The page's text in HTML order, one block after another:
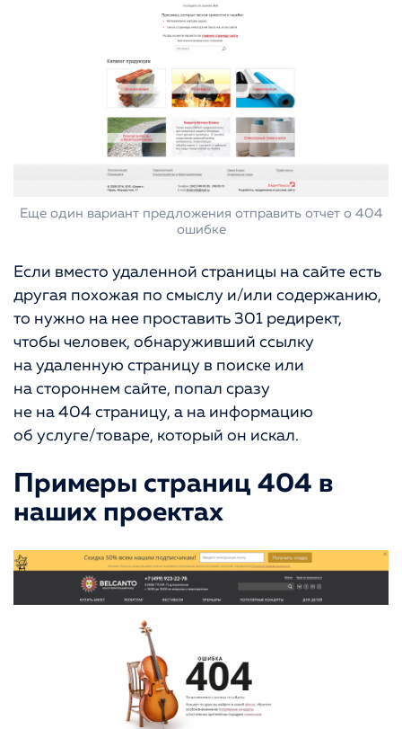
Еще один вариант предложения отправить отчет о 404
ошибке
Если вместо удаленной страницы на сайте есть
другая похожая по смыслу и/или содержанию,
то нужно на нее проставить 301 редирект,
чтобы человек, обнаруживший ссылку
на удаленную страницу в поиске или
на стороннем сайте, попал сразу
не на 404 страницу, а на информацию
об услуге/товаре, который он искал.
Примеры страниц 404 в
наших проектах